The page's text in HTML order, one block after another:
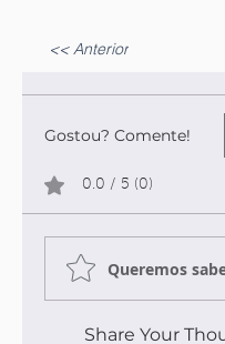
<< Anterior
Gostou? Comente!
0.0 / 5 (0)
Queremos
Share Your